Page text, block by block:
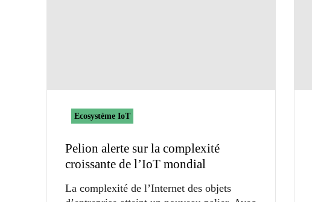
Ecosystème IoT
Pelion alerte sur la complexité
croissante de l’IoT mondial
La complexité de l’Internet des objets